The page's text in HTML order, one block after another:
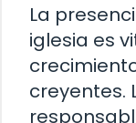
La
iglesia es
creyentes.